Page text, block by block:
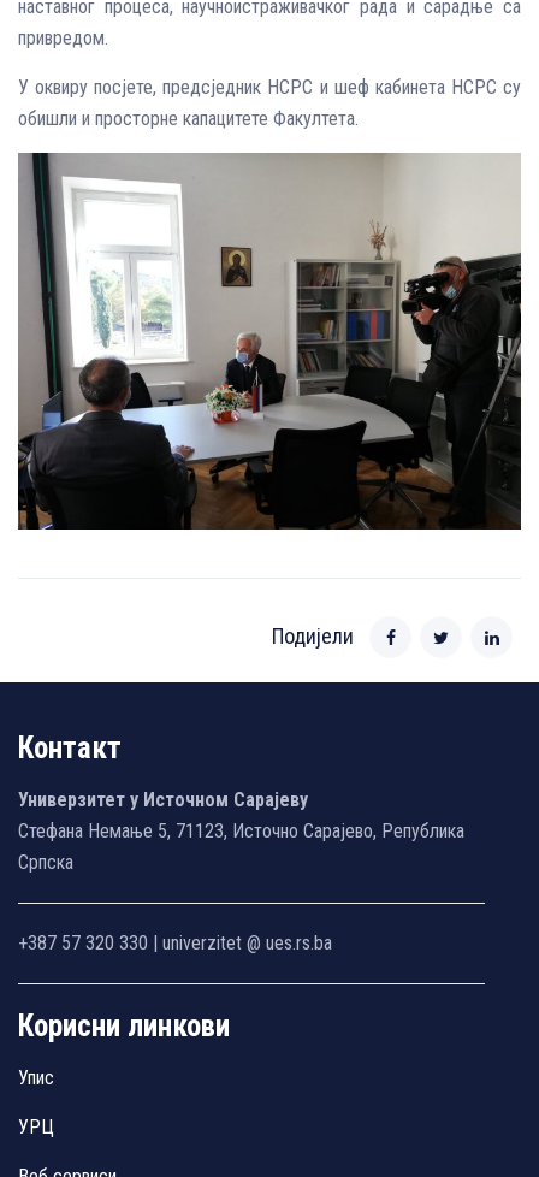
наставног процеса, научноистраживачког рада и сарадње са
привредом.
У оквиру посјете, предсједник НСРС и шеф кабинета НСРС су
обишли и просторне капацитете Факултета.
Подијели
Контакт
Универзитет у Источном Сарајеву
Стефана Немање 5, 71123, Источно Сарајево, Република
Српска
+387 57 320 330 | univerzitet @ ues.rs.ba
Корисни линкови
Упис
УРЦ